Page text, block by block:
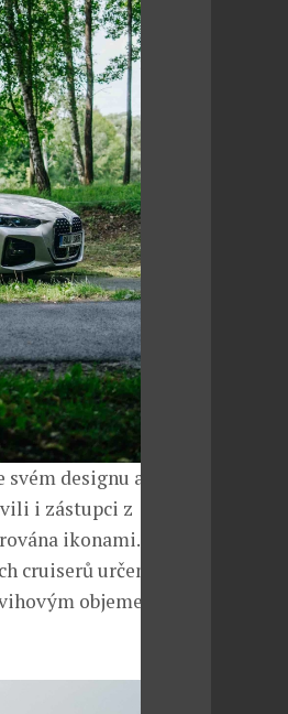
designu a mají
i zástupci z
ikonami.
určených na
objemem, jaký